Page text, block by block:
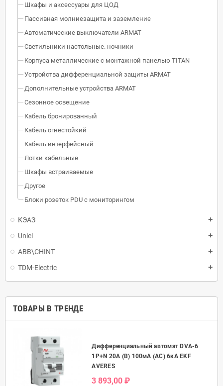
Шкафы и аксессуары для ЦОД
Пассивная молниезащита и заземление
Автоматические выключатели ARMAT
Светильники настольные. ночники
Корпуса металлические с монтажной панелью TITAN
Устройства дифференциальной защиты ARMAT
Дополнительные устройства ARMAT
Сезонное освещение
Кабель бронированный
Кабель огнестойкий
Кабель интерфейсный
Лотки кабельные
Шкафы встраиваемые
Другое
Блоки розеток PDU с мониторингом
КЭАЗ
Uniel
ABB\CHINT
TDM-Electric
ТОВАРЫ В ТРЕНДЕ
Дифференциальный автомат DVA-6
1P+N 20А (B) 100мА (AC) 6кА EKF
AVERES
3 893,00 ₽